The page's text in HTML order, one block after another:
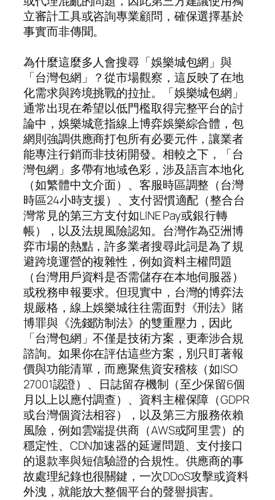
立審計工具或咨詢專業顧問，確保選擇基於
事實而非傳聞。
為什麼這麼多人會搜尋「娛樂城包網」與
「台灣包網」？從市場觀察，這反映了在地
化需求與跨境挑戰的拉扯。「娛樂城包網」
通常出現在希望以低門檻取得完整平台的討
論中，娛樂城意指線上博弈娛樂綜合體，包
網則強調供應商打包所有必要元件，讓業者
能專注行銷而非技術開發。相較之下，「台
灣包網」多帶有地域色彩，涉及語言本地化
（如繁體中文介面）、客服時區調整（台灣
時區24小時支援）、支付習慣適配（整合台
灣常見的第三方支付如LINE Pay或銀行轉
帳），以及法規風險認知。台灣作為亞洲博
弈市場的熱點，許多業者搜尋此詞是為了規
避跨境運營的複雜性，例如資料主權問題
（台灣用戶資料是否需儲存在本地伺服器）
或稅務申報要求。但現實中，台灣的博弈法
規嚴格，線上娛樂城往往需面對《刑法》賭
博罪與《洗錢防制法》的雙重壓力，因此
「台灣包網」不僅是技術方案，更牽涉合規
諮詢。如果你在評估這些方案，別只盯著報
價與功能清單，而應聚焦資安稽核（如ISO
27001認證）、日誌留存機制（至少保留6個
月以上以應付調查）、資料主權保障（GDPR
或台灣個資法相容），以及第三方服務依賴
風險，例如雲端提供商（AWS或阿里雲）的
穩定性、CDN加速器的延遲問題、支付接口
的退款率與短信驗證的合規性。供應商的事
故處理紀錄也很關鍵，一次DDoS攻擊或資料
外洩，就能放大整個平台的聲譽損害。